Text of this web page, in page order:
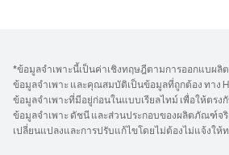
*ข้อมูลจำเพาะนี้เป็นค่าเชิงทฤษฎีตามการออกแบผ
ข้อมูลจำเพาะ และคุณสมบัติเป็นข้อมูลที่ถูกต้อง ทาง
ข้อมูลจำเพาะที่มีอยู่ก่อนในแบบเรียลไทม์ เพื่อให้ตร
ข้อมูลจำเพาะ ดัชนี และส่วนประกอบของผลิตภัณฑ์จ
เปลี่ยนแปลงและการปรับแก้ไขโดยไม่ต้องไม่แจ้งให้